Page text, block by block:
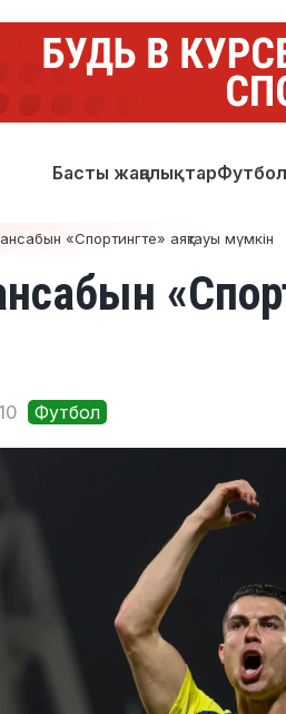
Басты жаңалықтарФутбол
«Спортингте» аяқтауы мүмкін
Футбол